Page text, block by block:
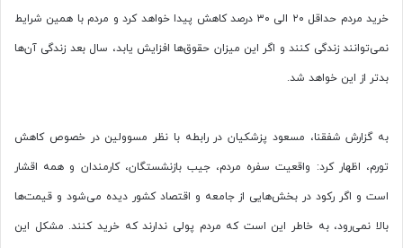
خرید مردم حداقل ۲۰ الی ۳۰ درصد کاهش پیدا خواهد کرد و مردم با همین شرایط
نمی‌توانند زندگی کنند و اگر این میزان حقوق‌ها افزایش یابد، سال بعد زندگی آن‌ها
بدتر از این خواهد شد.
به گزارش شفقنا، مسعود پزشکیان در رابطه با نظر مسوولین در خصوص کاهش
تورم، اظهار کرد: واقعیت سفره مردم، جیب بازنشستگان، کارمندان و همه اقشار
است و اگر رکود در بخش‌هایی از جامعه و اقتصاد کشور دیده می‌شود و قیمت‌ها
بالا نمی‌رود، به خاطر این است که مردم پولی ندارند که خرید کنند. مشکل این